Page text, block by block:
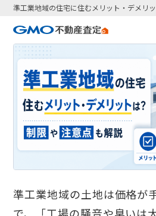
準工業地域の住宅に住むメリット・デメリ
準工業地域の土地は価格が